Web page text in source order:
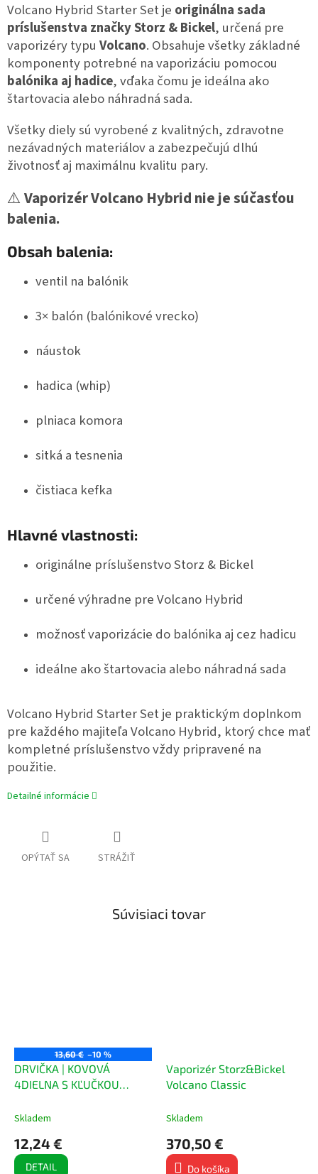
Volcano Hybrid Starter Set je originálna sada
príslušenstva značky Storz & Bickel, určená pre
vaporizéry typu Volcano. Obsahuje všetky základné
komponenty potrebné na vaporizáciu pomocou
balónika aj hadice, vďaka čomu je ideálna ako
štartovacia alebo náhradná sada.
Všetky diely sú vyrobené z kvalitných, zdravotne
nezávadných materiálov a zabezpečujú dlhú
životnosť aj maximálnu kvalitu pary.
⚠️Vaporizér Volcano Hybrid nie je súčasťou
balenia.
Obsah balenia:
ventil na balónik
3× balón (balónikové vrecko)
náustok
hadica (whip)
plniaca komora
sitká a tesnenia
čistiaca kefka
Hlavné vlastnosti:
originálne príslušenstvo Storz & Bickel
určené výhradne pre Volcano Hybrid
možnosť vaporizácie do balónika aj cez hadicu
ideálne ako štartovacia alebo náhradná sada
Volcano Hybrid Starter Set je praktickým doplnkom
pre každého majiteľa Volcano Hybrid, ktorý chce mať
kompletné príslušenstvo vždy pripravené na
použitie.
Detailné informácie
OPÝTAŤ SA STRÁŽIŤ
Súvisiaci tovar
13,60 € –10 %
DRVIČKA | KOVOVÁ
4DIELNA S KĽUČKOU
Skladem
12,24 €
DETAIL
Vaporizér Storz&Bickel
Volcano Classic
Skladem
370,50 €
Do košíka